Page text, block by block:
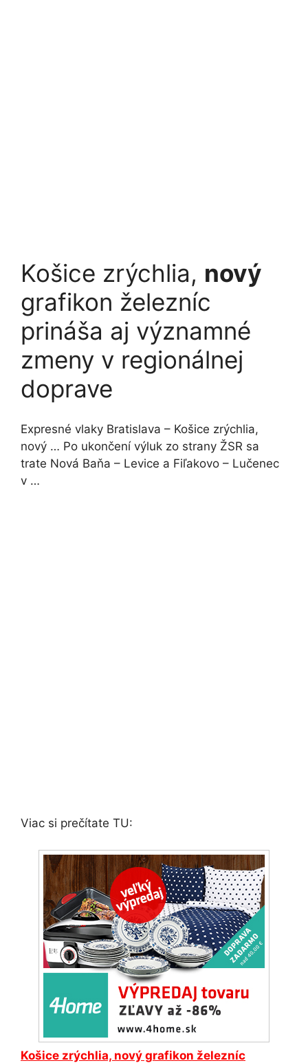
Košice zrýchlia, nový
grafikon železníc
prináša aj významné
zmeny v regionálnej
doprave
Expresné vlaky Bratislava – Košice zrýchlia,
nový … Po ukončení výluk zo strany ŽSR sa
trate Nová Baňa – Levice a Fiľakovo – Lučenec
v …
Viac si prečítate TU:
Košice zrýchlia, nový grafikon železníc